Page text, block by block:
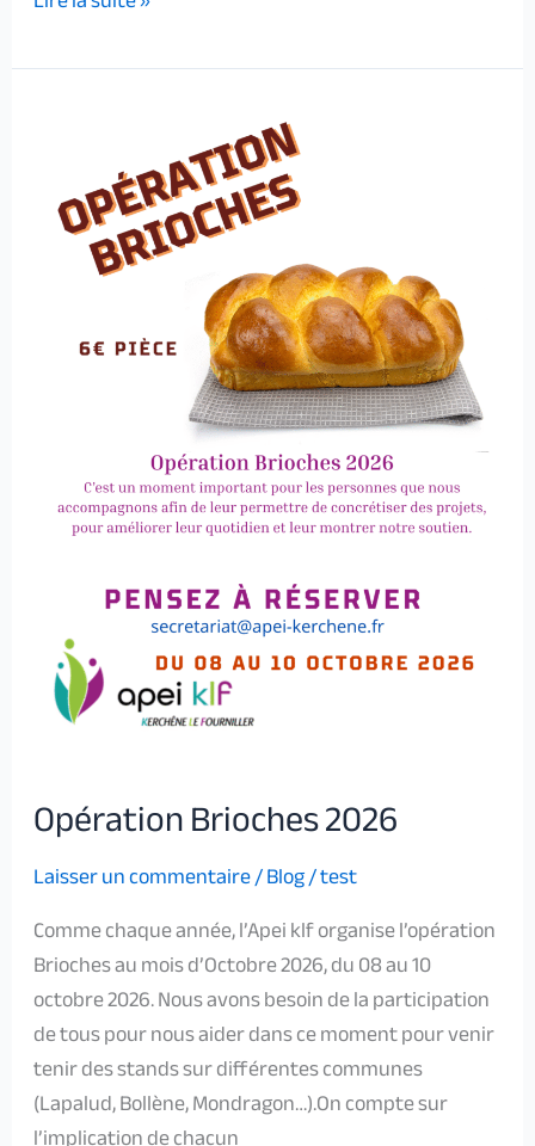
Opération Brioches 2026
Laisser un commentaire/Blog/test
Comme chaque année, l’Apei klf organise l’opération
Brioches au mois d’Octobre 2026, du 08 au 10
octobre 2026. Nous avons besoin de la participation
de tous pour nous aider dans ce moment pour venir
tenir des stands sur différentes communes
(Lapalud, Bollène, Mondragon…).On compte sur
l’implication de chacun